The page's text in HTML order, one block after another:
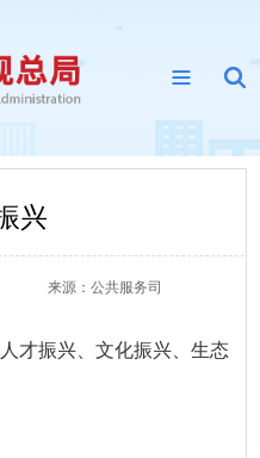
兴
来源： 公共服务司
才振兴、文化振兴、生态